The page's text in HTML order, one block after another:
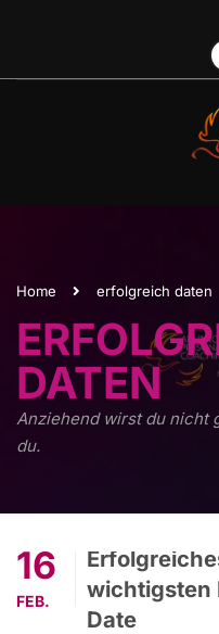
Home erfolgreich daten
DATEN
Anziehend wirst du nicht
du.
16
FEB.
wichtigsten
Date